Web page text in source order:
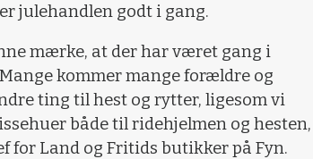
julehandlen godt i gang.
mærke, at der har været gang i
kommer mange forældre og
ting til hest og rytter, ligesom vi
både til ridehjelmen og hesten,
for Land og Fritids butikker på Fyn.